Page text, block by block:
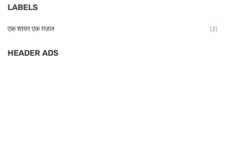
LABELS
एक शायर एक ग़ज़ल (2)
HEADER ADS